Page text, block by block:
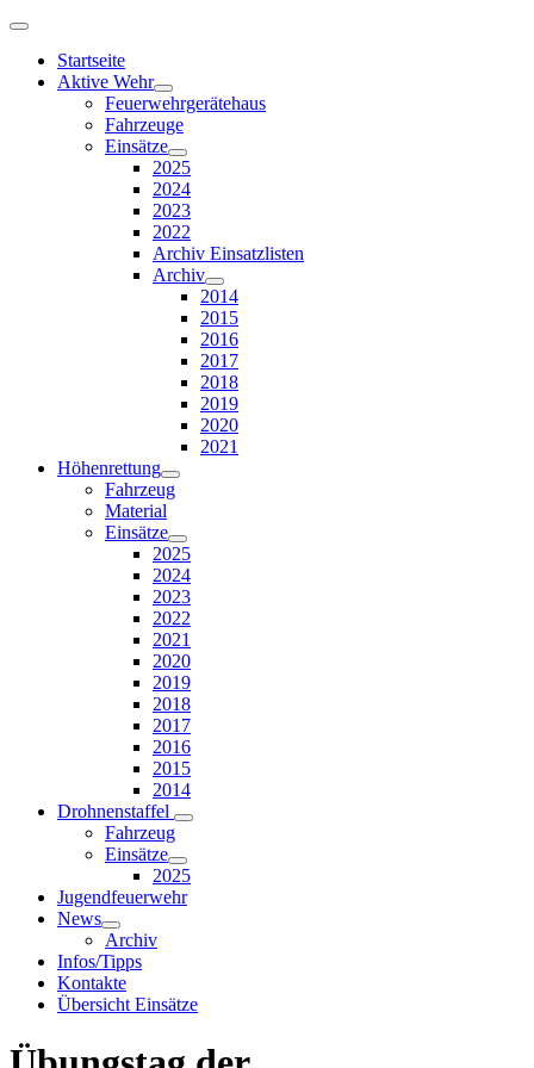
Startseite
Aktive Wehr
Feuerwehrgerätehaus
Fahrzeuge
Einsätze
2025
2024
2023
2022
Archiv Einsatzlisten
Archiv
2014
2015
2016
2017
2018
2019
2020
2021
Höhenrettung
Fahrzeug
Material
Einsätze
2025
2024
2023
2022
2021
2020
2019
2018
2017
2016
2015
2014
Drohnenstaffel
Fahrzeug
Einsätze
2025
Jugendfeuerwehr
News
Archiv
Infos/Tipps
Kontakte
Übersicht Einsätze